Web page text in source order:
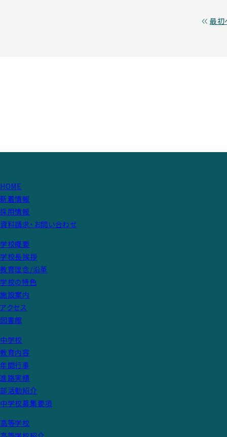
最初
HOME
新着情報
採用情報
資料請求・お問い合わせ
学校概要
学校長挨拶
教育理念/沿革
学校の特色
施設案内
アクセス
図書館
中学校
教育内容
年間行事
進路実績
部活動紹介
中学校募集要項
高等学校